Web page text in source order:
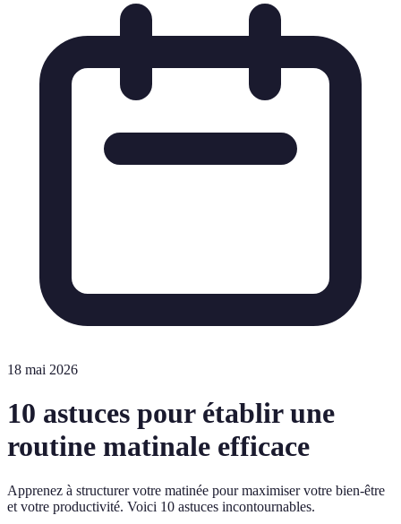
18 mai 2026
10 astuces pour établir une
routine matinale efficace
Apprenez à structurer votre matinée pour maximiser votre bien-être
et votre productivité. Voici 10 astuces incontournables.